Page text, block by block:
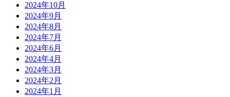
2024年10月
2024年9月
2024年8月
2024年7月
2024年6月
2024年4月
2024年3月
2024年2月
2024年1月